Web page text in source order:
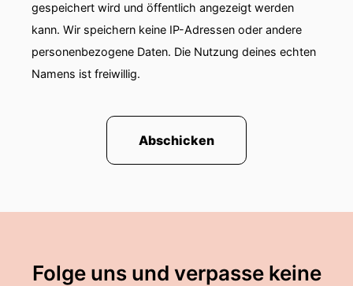
gespeichert wird und öffentlich angezeigt werden
kann. Wir speichern keine IP-Adressen oder andere
personenbezogene Daten. Die Nutzung deines echten
Namens ist freiwillig.
Abschicken
Folge uns und verpasse keine